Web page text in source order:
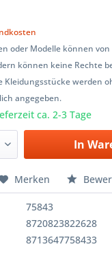
oder Modelle können
können keine Rechte
Kleidungsstücke werden
angegeben.
ca. 2-3 Tage
In
Merken
75843
8720823822628
8713647758433